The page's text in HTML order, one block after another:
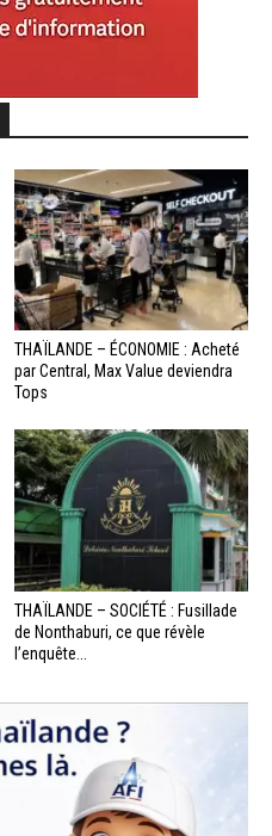
THAÏLANDE – ÉCONOMIE : Acheté
par Central, Max Value deviendra
Tops
THAÏLANDE – SOCIÉTÉ : Fusillade
de Nonthaburi, ce que révèle
l’enquête...